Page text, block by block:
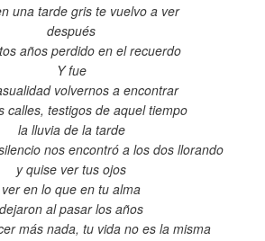
una tarde gris te vuelvo a ver
después
años perdido en el recuerdo
Y fue
volvernos a encontrar
calles, testigos de aquel tiempo
la lluvia de la tarde
nos encontró a los dos llorando
y quise ver tus ojos
ver en lo que en tu alma
dejaron al pasar los años
más nada, tu vida no es la misma